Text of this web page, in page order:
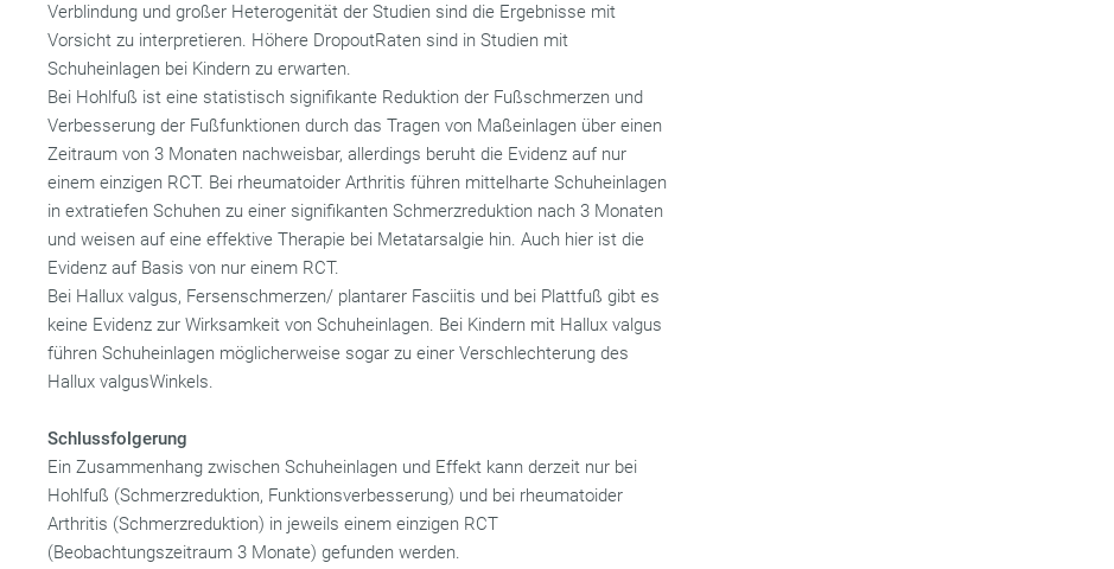
Verblindung und großer Heterogenität der Studien sind die Ergebnisse mit
Vorsicht zu interpretieren. Höhere DropoutRaten sind in Studien mit
Schuheinlagen bei Kindern zu erwarten.
Bei Hohlfuß ist eine statistisch signifikante Reduktion der Fußschmerzen und
Verbesserung der Fußfunktionen durch das Tragen von Maßeinlagen über einen
Zeitraum von 3 Monaten nachweisbar, allerdings beruht die Evidenz auf nur
einem einzigen RCT. Bei rheumatoider Arthritis führen mittelharte Schuheinlagen
in extratiefen Schuhen zu einer signifikanten Schmerzreduktion nach 3 Monaten
und weisen auf eine effektive Therapie bei Metatarsalgie hin. Auch hier ist die
Evidenz auf Basis von nur einem RCT.
Bei Hallux valgus, Fersenschmerzen/ plantarer Fasciitis und bei Plattfuß gibt es
keine Evidenz zur Wirksamkeit von Schuheinlagen. Bei Kindern mit Hallux valgus
führen Schuheinlagen möglicherweise sogar zu einer Verschlechterung des
Hallux valgusWinkels.
Schlussfolgerung
Ein Zusammenhang zwischen Schuheinlagen und Effekt kann derzeit nur bei
Hohlfuß (Schmerzreduktion, Funktionsverbesserung) und bei rheumatoider
Arthritis (Schmerzreduktion) in jeweils einem einzigen RCT
(Beobachtungszeitraum 3 Monate) gefunden werden.